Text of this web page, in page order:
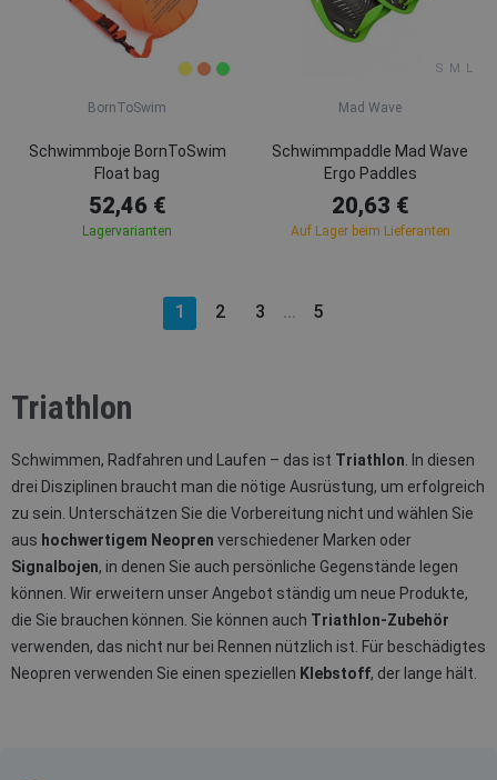
BornToSwim
Schwimmboje BornToSwim
Float bag
52,46 €
Lagervarianten
S M L
Mad Wave
Schwimmpaddle Mad Wave
Ergo Paddles
20,63 €
Auf Lager beim Lieferanten
1 2 3 … 5
Triathlon
Schwimmen, Radfahren und Laufen – das ist Triathlon . In diesen
drei Disziplinen braucht man die nötige Ausrüstung, um erfolgreich
zu sein. Unterschätzen Sie die Vorbereitung nicht und wählen Sie
aus hochwertigem Neopren verschiedener Marken oder
Signalbojen, in denen Sie auch persönliche Gegenstände legen
können. Wir erweitern unser Angebot ständig um neue Produkte,
die Sie brauchen können. Sie können auch Triathlon-Zubehör
verwenden, das nicht nur bei Rennen nützlich ist. Für beschädigtes
Neopren verwenden Sie einen speziellen Klebstoff, der lange hält.